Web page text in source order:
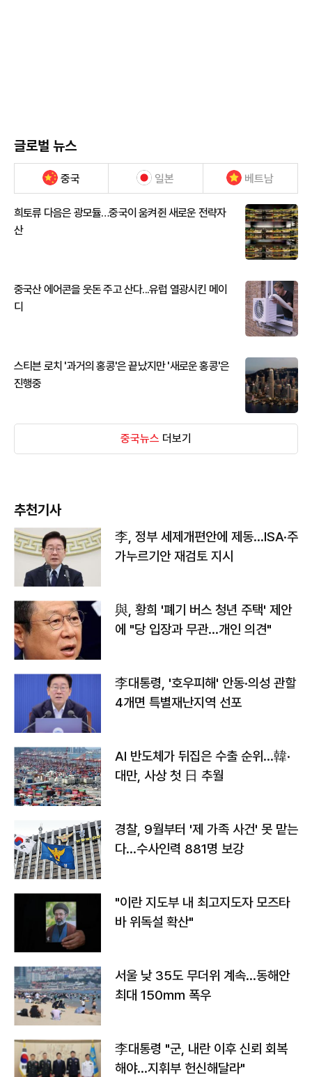
글로벌 뉴스
중국 일본 베트남
희토류 다음은 광모듈…중국이 움켜쥔 새로운 전략자
산
중국산 에어콘을 웃돈 주고 산다...유럽 열광시킨 메이
디
스티븐 로치 '과거의 홍콩'은 끝났지만 '새로운 홍콩'은
진행중
중국뉴스 더보기
추천기사
李, 정부 세제개편안에 제동…ISA·주
가누르기안 재검토 지시
與, 황희 '폐기 버스 청년 주택' 제안
에 "당 입장과 무관…개인 의견"
李대통령, '호우피해' 안동·의성 관할
4개면 특별재난지역 선포
AI 반도체가 뒤집은 수출 순위…韓·
대만, 사상 첫 日 추월
경찰, 9월부터 '제 가족 사건' 못 맡는
다…수사인력 881명 보강
"이란 지도부 내 최고지도자 모즈타
바 위독설 확산"
서울 낮 35도 무더위 계속…동해안
최대 150㎜ 폭우
李대통령 "군, 내란 이후 신뢰 회복
해야…지휘부 헌신해달라"